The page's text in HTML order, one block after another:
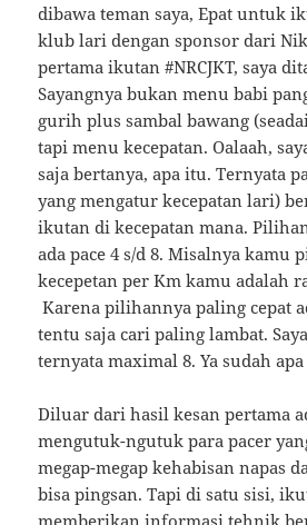
dibawa teman saya, Epat untuk
klub lari dengan sponsor dari
pertama ikutan #NRCJKT, saya
Sayangnya bukan menu babi
gurih plus sambal bawang
tapi menu kecepatan. Oalaah,
saja bertanya, apa itu. Ternyata
yang mengatur kecepatan lari)
ikutan di kecepatan mana.
ada pace 4 s/d 8. Misalnya kamu
kecepetan per Km kamu adalah
Karena pilihannya paling cepat
tentu saja cari paling lambat.
ternyata maximal 8. Ya sudah
Diluar dari hasil kesan pertama
mengutuk-ngutuk para pacer
megap-megap kehabisan napas
bisa pingsan. Tapi di satu sisi,